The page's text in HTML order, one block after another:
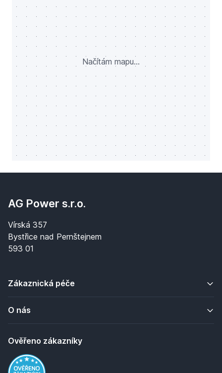
Načítám mapu...
AG Power s.r.o.
Vírská 357
Bystřice nad Pernštejnem
593 01
Zákaznická péče
O nás
Ověřeno zákazníky